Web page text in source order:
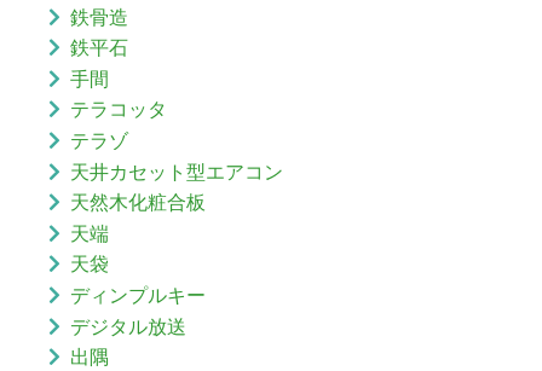
鉄骨造
鉄平石
手間
テラコッタ
テラゾ
天井カセット型エアコン
天然木化粧合板
天端
天袋
ディンプルキー
デジタル放送
出隅